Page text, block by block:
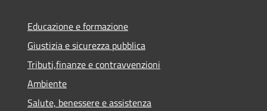
Educazione e formazione
Giustizia e sicurezza pubblica
Tributi,finanze e contravvenzioni
Ambiente
Salute, benessere e assistenza